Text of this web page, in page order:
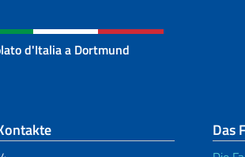
d'Italia a Dortmund
Das